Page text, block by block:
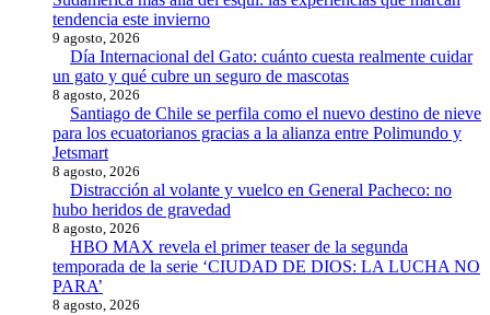
tendencia este invierno
9 agosto, 2026
Día Internacional del Gato: cuánto cuesta realmente cuidar
un gato y qué cubre un seguro de mascotas
8 agosto, 2026
Santiago de Chile se perfila como el nuevo destino de nieve
para los ecuatorianos gracias a la alianza entre Polimundo y
Jetsmart
8 agosto, 2026
Distracción al volante y vuelco en General Pacheco: no
hubo heridos de gravedad
8 agosto, 2026
HBO MAX revela el primer teaser de la segunda
temporada de la serie ‘CIUDAD DE DIOS: LA LUCHA NO
PARA’
8 agosto, 2026